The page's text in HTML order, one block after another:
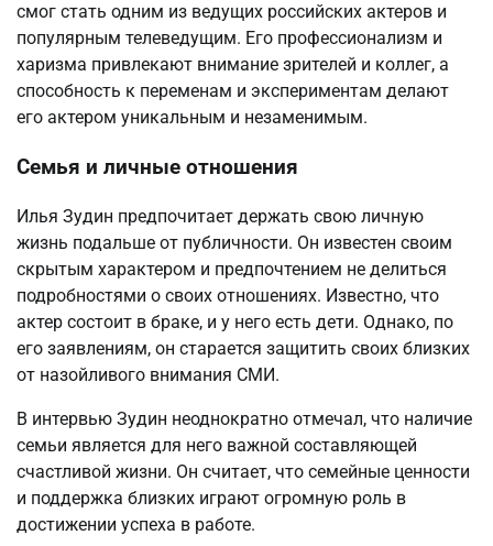
смог стать одним из ведущих российских актеров и
популярным телеведущим. Его профессионализм и
харизма привлекают внимание зрителей и коллег, а
способность к переменам и экспериментам делают
его актером уникальным и незаменимым.
Семья и личные отношения
Илья Зудин предпочитает держать свою личную
жизнь подальше от публичности. Он известен своим
скрытым характером и предпочтением не делиться
подробностями о своих отношениях. Известно, что
актер состоит в браке, и у него есть дети. Однако, по
его заявлениям, он старается защитить своих близких
от назойливого внимания СМИ.
В интервью Зудин неоднократно отмечал, что наличие
семьи является для него важной составляющей
счастливой жизни. Он считает, что семейные ценности
и поддержка близких играют огромную роль в
достижении успеха в работе.